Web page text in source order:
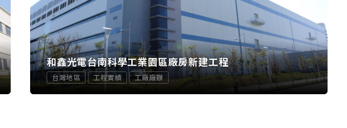
和鑫光電台南科學工業園區廠房新建工程
台灣地區 工程實績 工廠廠辦